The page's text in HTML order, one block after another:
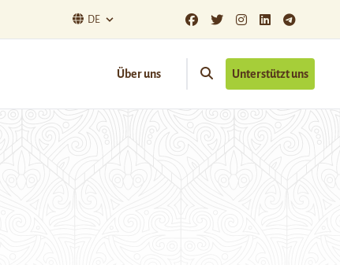
DE
Über uns Unterstützt uns